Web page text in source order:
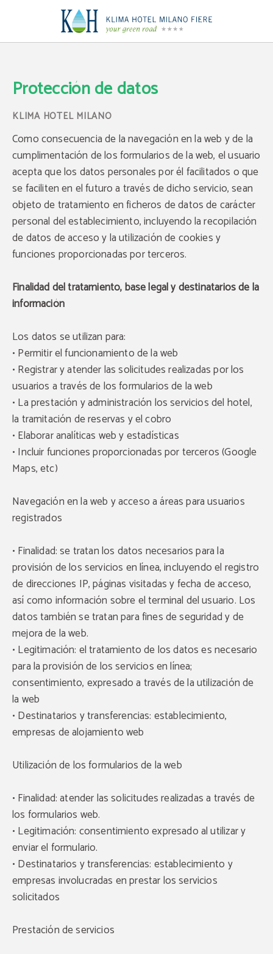
Protección de datos
Como consecuencia de la navegación en la web y de la
cumplimentación de los formularios de la web, el usuario
acepta que los datos personales por él facilitados o que
se faciliten en el futuro a través de dicho servicio, sean
objeto de tratamiento en ficheros de datos de carácter
personal del establecimiento, incluyendo la recopilación
de datos de acceso y la utilización de cookies y
funciones proporcionadas por terceros.
Finalidad del tratamiento, base legal y destinatarios de la
información
Los datos se utilizan para:
• Permitir el funcionamiento de la web
• Registrar y atender las solicitudes realizadas por los
usuarios a través de los formularios de la web
• La prestación y administración los servicios del hotel,
la tramitación de reservas y el cobro
• Elaborar analíticas web y estadísticas
• Incluir funciones proporcionadas por terceros (Google
Maps, etc)
Navegación en la web y acceso a áreas para usuarios
registrados
• Finalidad: se tratan los datos necesarios para la
provisión de los servicios en línea, incluyendo el registro
de direcciones IP, páginas visitadas y fecha de acceso,
así como información sobre el terminal del usuario. Los
datos también se tratan para fines de seguridad y de
mejora de la web.
• Legitimación: el tratamiento de los datos es necesario
para la provisión de los servicios en línea;
consentimiento, expresado a través de la utilización de
la web
• Destinatarios y transferencias: establecimiento,
empresas de alojamiento web
Utilización de los formularios de la web
• Finalidad: atender las solicitudes realizadas a través de
los formularios web.
• Legitimación: consentimiento expresado al utilizar y
enviar el formulario.
• Destinatarios y transferencias: establecimiento y
empresas involucradas en prestar los servicios
solicitados
Prestación de servicios